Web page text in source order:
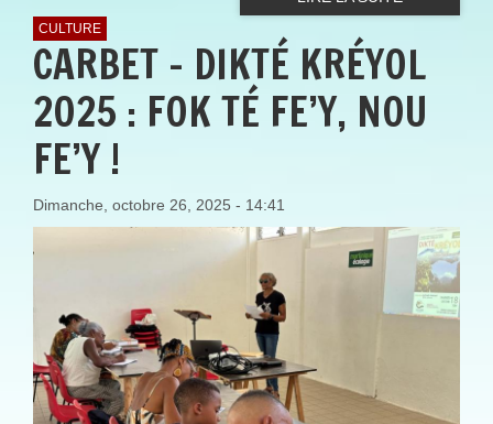
CULTURE
CARBET – DIKTÉ KRÉYOL
2025 : FOK TÉ FE’Y, NOU
FE’Y !
Dimanche, octobre 26, 2025 - 14:41